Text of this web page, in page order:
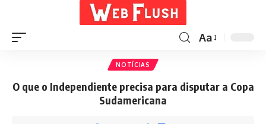
Aa
NOTÍCIAS
O que o Independiente precisa para disputar a Copa
Sudamericana